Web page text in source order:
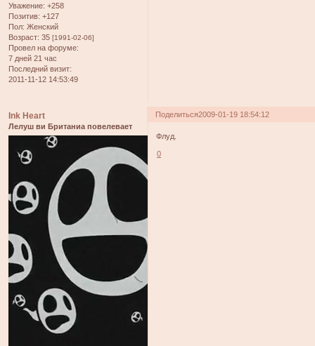
Уважение: +258
Позитив: +127
Пол: Женский
Возраст: 35 [1991-02-06]
Провел на форуме:
7 дней 21 час
Последний визит:
2011-11-12 14:53:49
Поделиться2009-01-19 18:54:12
Ink Heart
Лелуш ви Британиа повелевает
Флуд.
0